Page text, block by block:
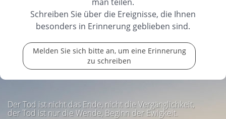
I will always remember you
You are a very
good person who deserves to be remembered.
29.04.2025
Schreiben Sie über die Ereignisse, die Ihnen
besonders in Erinnerung geblieben sind.
Melden Sie sich bitte an, um eine Erinnerung
zu schreiben
Der Tod ist nicht das Ende, nicht die Vergänglichkeit,
der Tod ist nur die Wende, Beginn der Ewigkeit.